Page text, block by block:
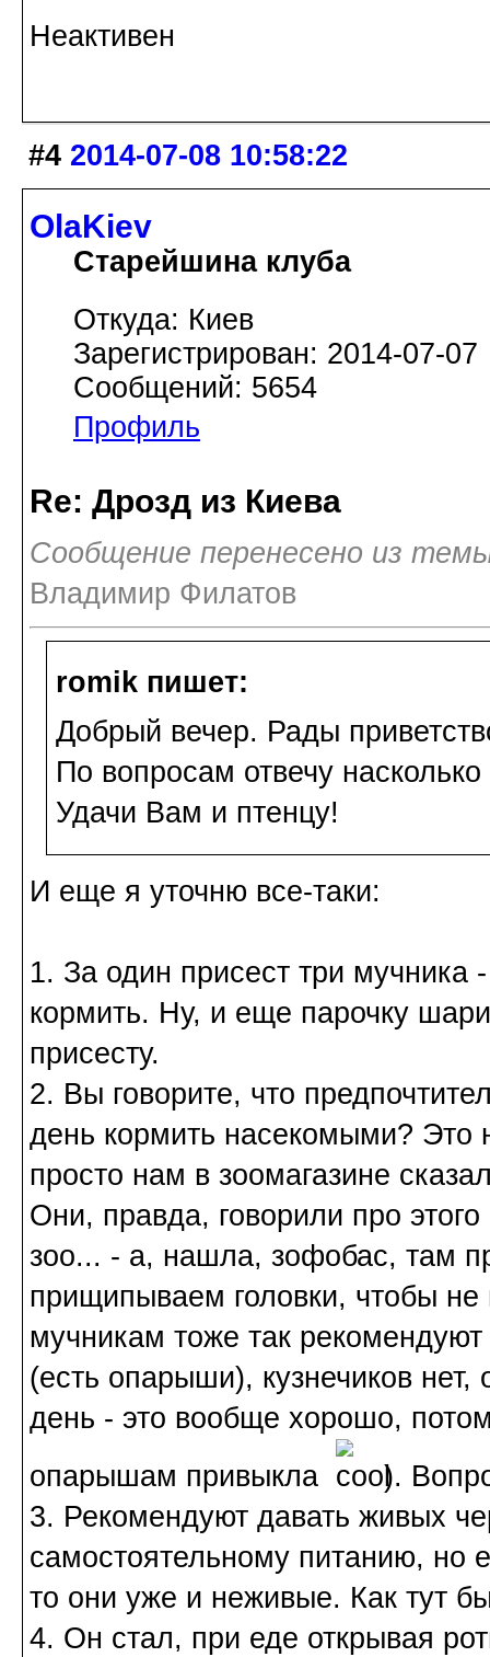
Неактивен
#4 2014-07-08 10:58:22
OlaKiev
Старейшина клуба
Откуда: Киев
Зарегистрирован: 2014-07-07
Сообщений: 5654
Профиль
Re: Дрозд из Киева
Сообщение перенесено из
Владимир Филатов
romik пишет:
Добрый вечер. Рады
По вопросам отвечу
Удачи Вам и птенцу!
И еще я уточню все-таки:
1. За один присест три мучника
кормить. Ну, и еще парочку
присесту.
2. Вы говорите, что
день кормить насекомыми? Это
просто нам в зоомагазине
Они, правда, говорили про
зоо... - а, нашла, зофобас, там
прищипываем головки, чтобы
мучникам тоже так
(есть опарыши), кузнечиков
день - это вообще хорошо,
опарышам привыкла
).
3. Рекомендуют давать живых
самостоятельному питанию,
то они уже и неживые. Как тут
4. Он стал, при еде открывая